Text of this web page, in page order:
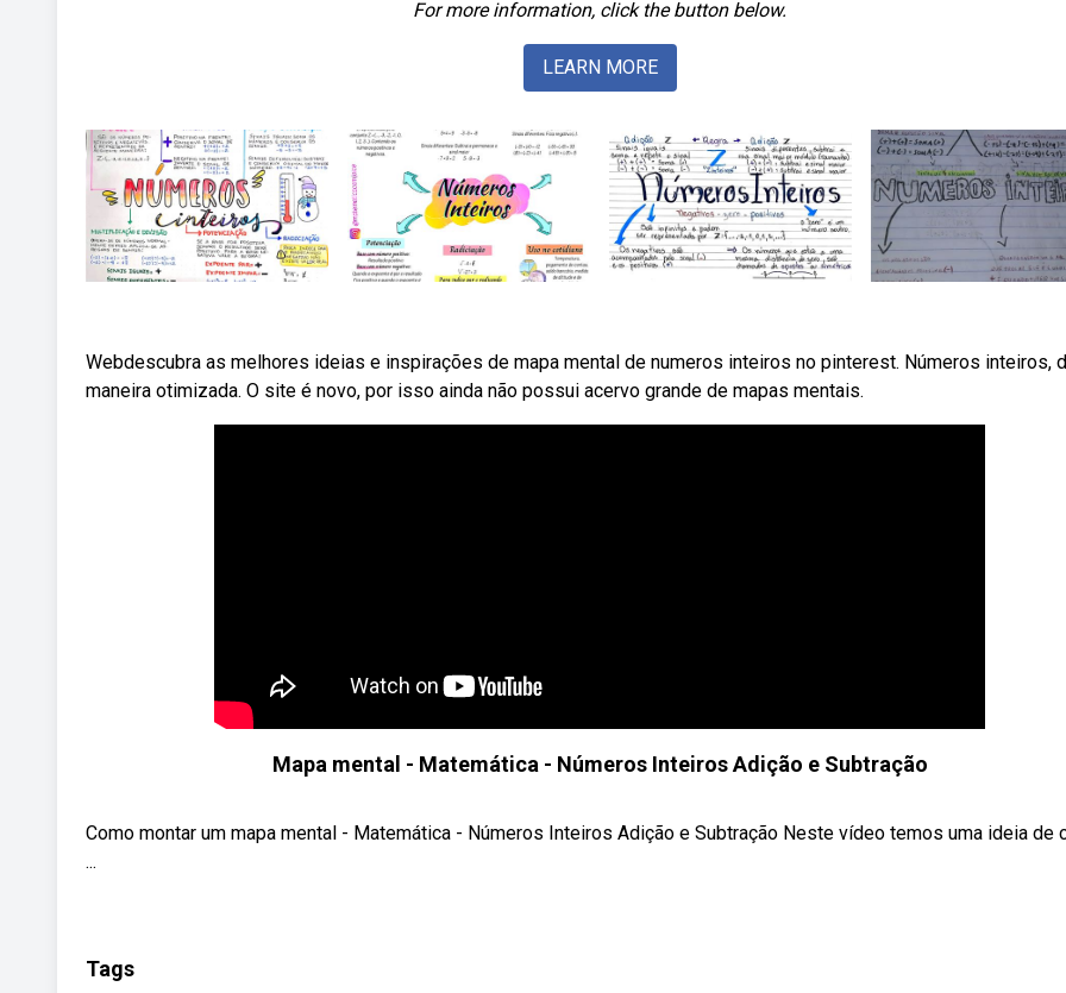
For more information, click the button below.
LEARN MORE
Webdescubra as melhores ideias e inspirações de mapa mental de numeros inteiros no pinterest. Números inteiros,
maneira otimizada. O site é novo, por isso ainda não possui acervo grande de mapas mentais.
Mapa mental - Matemática - Números Inteiros Adição e Subtração
Como montar um mapa mental - Matemática - Números Inteiros Adição e Subtração Neste vídeo temos uma ideia de
...
Tags